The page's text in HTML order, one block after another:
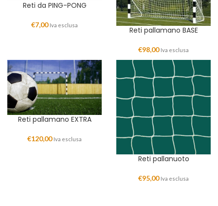
Reti da PING-PONG
€7,00 Iva esclusa
Reti pallamano BASE
€98,00 Iva esclusa
Reti pallamano EXTRA
€120,00 Iva esclusa
Reti pallanuoto
€95,00 Iva esclusa